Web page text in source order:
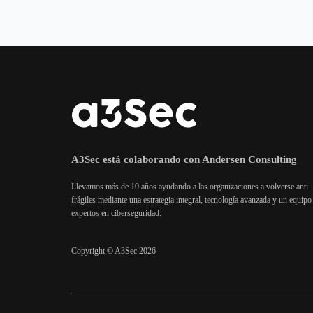
A3Sec está colaborando con Andersen Consulting
Llevamos más de 10 años ayudando a las organizaciones a volverse anti
frágiles mediante una estrategia integral, tecnología avanzada y un equipo
expertos en ciberseguridad.
Copyright © A3Sec 2026